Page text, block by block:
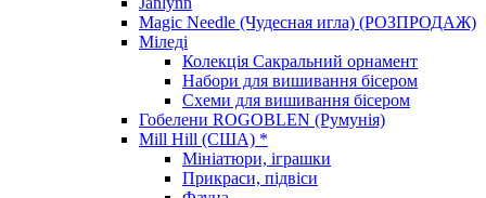
Magic Needle (Чудесная игла) (РОЗПРОДАЖ)
Міледі
Колекція Сакральний орнамент
Набори для вишивання бісером
Схеми для вишивання бісером
Гобелени ROGOBLEN (Румунія)
Mill Hill (США) *
Мініатюри, іграшки
Прикраси, підвіси